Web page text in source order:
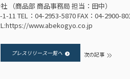
（商品部 商品事務局 担当：田中）
11 TEL：04-2953-5870 FAX：04-2900-
https://www.abekogyo.co.jp
プレスリリース一覧へ 次の記事